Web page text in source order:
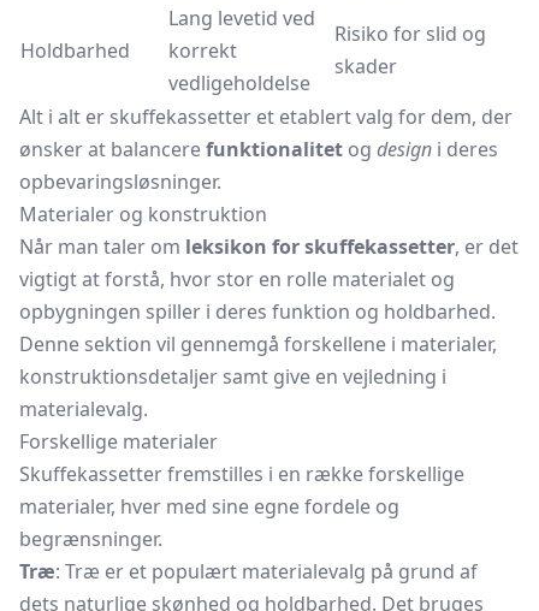
Holdbarhed
Lang levetid ved
korrekt
vedligeholdelse
Risiko for slid og
skader
Alt i alt er skuffekassetter et etablert valg for dem, der
ønsker at balancerefunktionalitet og design i deres
opbevaringsløsninger.
Materialer og konstruktion
Når man taler om leksikon for skuffekassetter, er det
vigtigt at forstå, hvor stor en rolle materialet og
opbygningen spiller i deres funktion og holdbarhed.
Denne sektion vil gennemgå forskellene i materialer,
konstruktionsdetaljer samt give en vejledning i
materialevalg.
Forskellige materialer
Skuffekassetter fremstilles i en række forskellige
materialer, hver med sine egne fordele og
begrænsninger.
Træ: Træ er et populært materialevalg på grund af
dets naturlige skønhed og holdbarhed. Det bruges